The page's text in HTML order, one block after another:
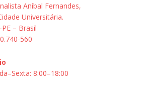
Aníbal Fernandes,
Universitária.
– Brasil
560
8:00–18:00